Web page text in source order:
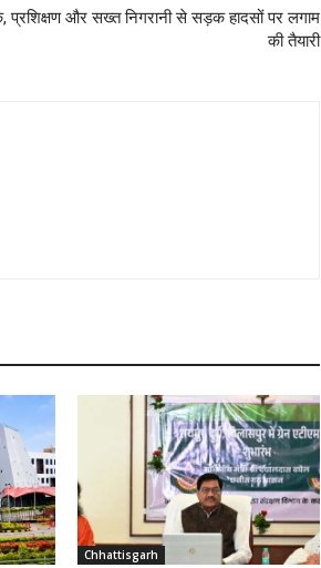
प्रशिक्षण और सख्त निगरानी से सड़क हादसों पर लगाम
की तैयारी
Chhattisgarh